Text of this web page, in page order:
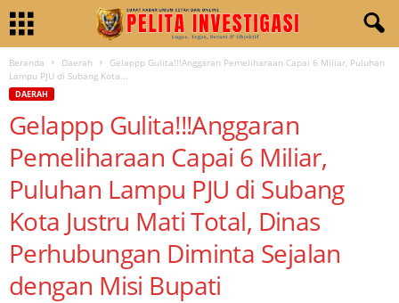
Beranda Daerah
Gelappp Gulita!!!Anggaran Pemeliharaan Capai 6 Miliar, Puluhan
Lampu PJU di Subang Kota...
DAERAH
Gelappp Gulita!!!Anggaran
Pemeliharaan Capai 6 Miliar,
Puluhan Lampu PJU di Subang
Kota Justru Mati Total, Dinas
Perhubungan Diminta Sejalan
dengan Misi Bupati